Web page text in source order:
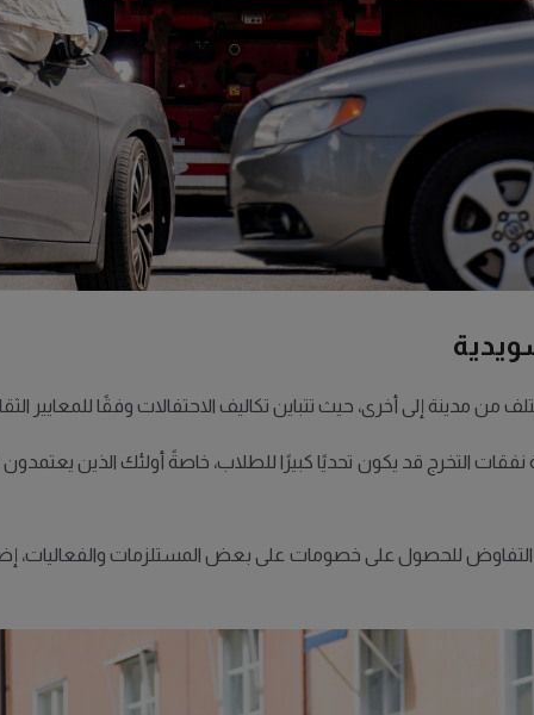
من مدينة إلى أخرى، حيث تتباين تكاليف الاحتفالات وفقًا للمعايير
نفقات التخرج قد يكون تحديًا كبيرًا للطلاب، خاصةً أولئك الذين
التفاوض للحصول على خصومات على بعض المستلزمات والفعاليات،